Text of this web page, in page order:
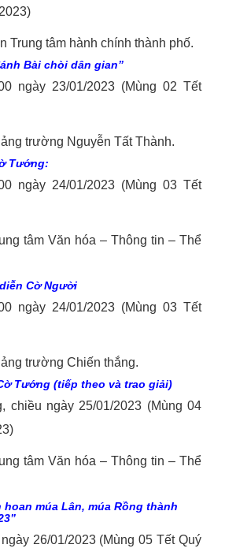
Trung tâm hành chính thành phố.
Bài chòi dân gian”
ngày 23/01/2023 (Mùng 02 Tết
trường Nguyễn Tất Thành.
Tướng:
ngày 24/01/2023 (Mùng 03 Tết
tâm Văn hóa – Thông tin – Thể
Cờ Người
ngày 24/01/2023 (Mùng 03 Tết
trường Chiến thắng.
Tướng (tiếp theo và trao giải)
chiều ngày 25/01/2023 (Mùng 04
tâm Văn hóa – Thông tin – Thể
hoan múa Lân, múa Rồng thành
26/01/2023 (Mùng 05 Tết Quý